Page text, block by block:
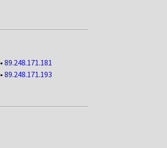
• 89.248.171.181
• 89.248.171.193